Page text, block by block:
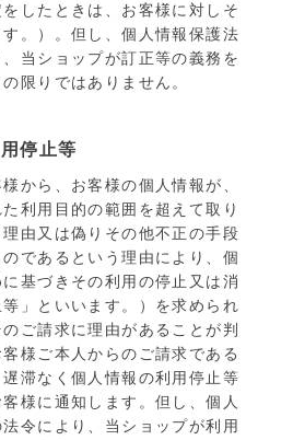
したときは、お客様に対しそ
。）。但し、個人情報保護法
当ショップが訂正等の義務を
限りではありません。
停止等
から、お客様の個人情報が、
利用目的の範囲を超えて取り
由又は偽りその他不正の手段
であるという理由により、個
基づきその利用の停止又は消
」といいます。）を求められ
ご請求に理由があることが判
様ご本人からのご請求である
滞なく個人情報の利用停止等
様に通知します。但し、個人
令により、当ショップが利用